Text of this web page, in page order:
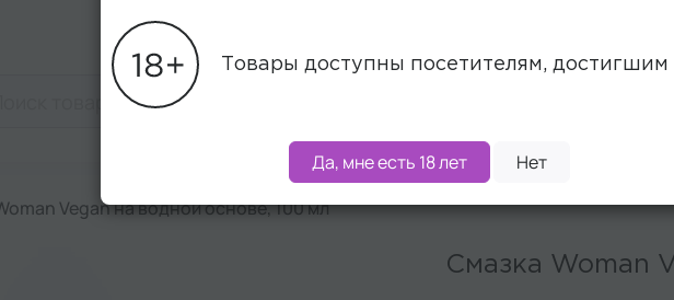
Блог
Vegan на водной основе, 100 мл
Смазка Woman
Товары доступны посетителям, достигшим
Да, мне есть 18 лет Нет